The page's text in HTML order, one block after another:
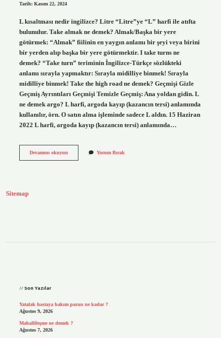
Tarih: Kasım 22, 2024
L kısaltması nedir ingilizce? Litre “Litre”ye “L” harfi ile atıfta
bulunulur. Take almak ne demek? Almak/Başka bir yere
götürmek: “Almak” fiilinin en yaygın anlamı bir şeyi veya birini
bir yerden alıp başka bir yere götürmektir. I take turns ne
demek? “Take turn” teriminin İngilizce-Türkçe sözlükteki
anlamı sırayla yapmaktır: Sırayla midilliye binmek! Sırayla
midilliye binmek! Take the high road ne demek? Geçmişi Gizle
Geçmiş Ayrıntıları Geçmişi Temizle Geçmiş: Ana yoldan gidin. L
ne demek argo? L harfi, argoda kayıp (kazancın tersi) anlamında
kullanılır, örn. O satın alma işleminde sadece L aldın. 15 Haziran
2022 L harfi, argoda kayıp (kazancın tersi) anlamında…
Devamını okuyunTake
Yorum Bırak
Sitemap
Son Yazılar
Yatalak hastaya bakım parası ne kadar ?
Ağustos 9, 2026
Mahallileşme ne demek ?
Ağustos 7, 2026